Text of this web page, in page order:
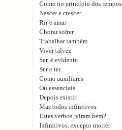
Como no princípio dos tempos
Nascer e crescer
Rir e amar
Chorar sofrer
Trabalhar também
Viver talvez
Ser, é evidente
Ser e ter
Como auxiliares
Ou essenciais
Depois existir
Mas todos infinitivos
Estes verbos, viram bem?
Infinitivos, excepto morrer